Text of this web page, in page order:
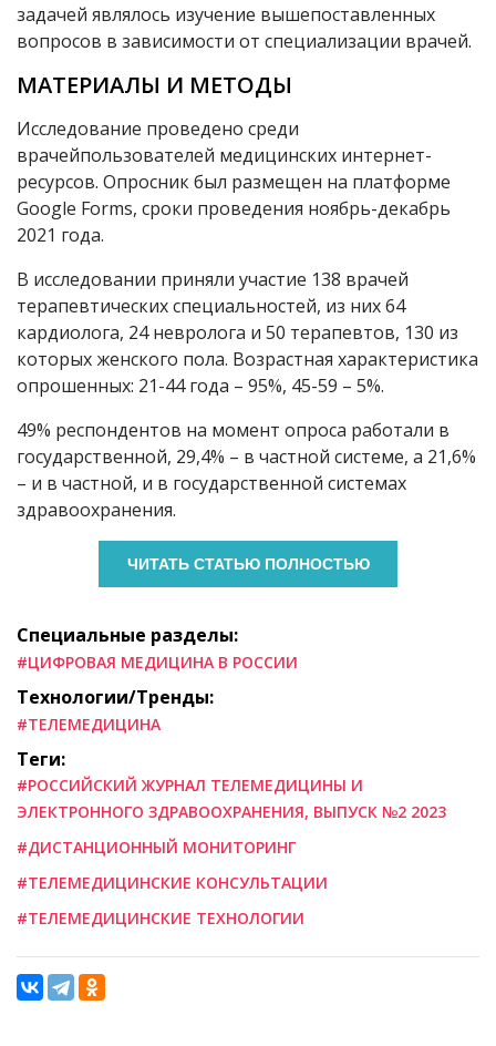
задачей являлось изучение вышепоставленных
вопросов в зависимости от специализации врачей.
МАТЕРИАЛЫ И МЕТОДЫ
Исследование проведено среди
врачейпользователей медицинских интернет-
ресурсов. Опросник был размещен на платформе
Google Forms, сроки проведения ноябрь-декабрь
2021 года.
В исследовании приняли участие 138 врачей
терапевтических специальностей, из них 64
кардиолога, 24 невролога и 50 терапевтов, 130 из
которых женского пола. Возрастная характеристика
опрошенных: 21-44 года – 95%, 45-59 – 5%.
49% респондентов на момент опроса работали в
государственной, 29,4% – в частной системе, а 21,6%
– и в частной, и в государственной системах
здравоохранения.
ЧИТАТЬ СТАТЬЮ ПОЛНОСТЬЮ
Специальные разделы:
#ЦИФРОВАЯ МЕДИЦИНА В РОССИИ
Технологии/Тренды:
#ТЕЛЕМЕДИЦИНА
Теги:
#РОССИЙСКИЙ ЖУРНАЛ ТЕЛЕМЕДИЦИНЫ И
ЭЛЕКТРОННОГО ЗДРАВООХРАНЕНИЯ, ВЫПУСК №2 2023
#ДИСТАНЦИОННЫЙ МОНИТОРИНГ
#ТЕЛЕМЕДИЦИНСКИЕ КОНСУЛЬТАЦИИ
#ТЕЛЕМЕДИЦИНСКИЕ ТЕХНОЛОГИИ